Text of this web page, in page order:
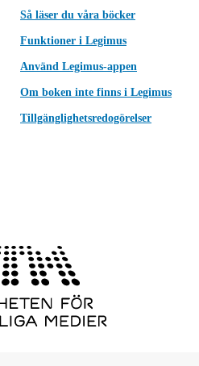
Så läser du våra böcker
Funktioner i Legimus
Använd Legimus-appen
Om boken inte finns i Legimus
Tillgänglighetsredogörelser